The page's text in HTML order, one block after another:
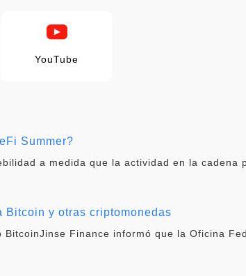
YouTube
Summer?
a medida que la actividad en la cadena
Bitcoin y otras criptomonedas
Finance informó que la Oficina